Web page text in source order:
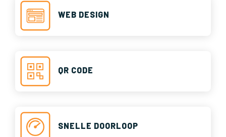
WEB DESIGN
QR CODE
SNELLE DOORLOOP